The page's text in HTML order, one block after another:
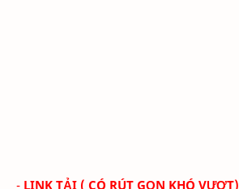
- LINK TẢI ( CÓ RÚT GỌN KHÓ VƯỢT)